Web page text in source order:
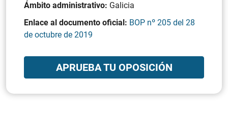
Ámbito administrativo: Galicia
Enlace al documento oficial: BOP nº 205 del 28
de octubre de 2019
APRUEBA TU OPOSICIÓN